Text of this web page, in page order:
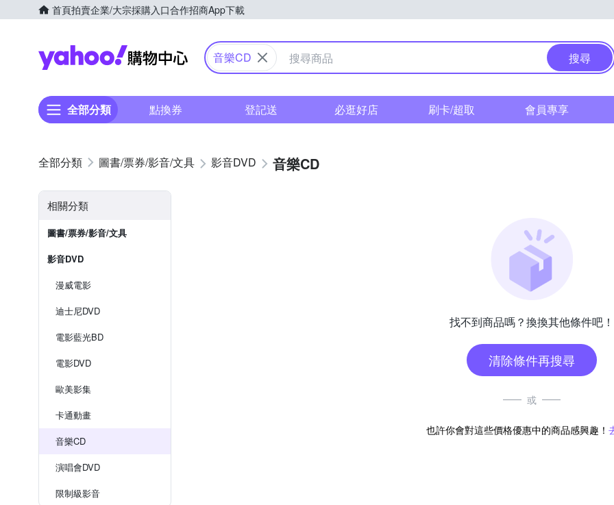
首頁拍賣企業/大宗採購入口合作招商App下載
Yahoo購物中心
音樂CD 搜尋
全部分類 點換券 登記送 必逛好店 刷卡/超取 會員專享
圖書/票券/影音/文具 影音DVD 音樂CD
相關分類
圖書/票券/影音/文具
影音DVD
漫威電影
迪士尼DVD
電影藍光BD
電影DVD
歐美影集
卡通動畫
音樂CD
演唱會DVD
限制級影音
找不到商品嗎？換換其他條件吧！
清除條件再搜尋
或
也許你會對這些價格優惠中的商品感興趣！